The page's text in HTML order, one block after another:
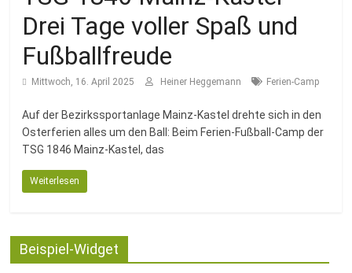
Drei Tage voller Spaß und
Fußballfreude
Mittwoch, 16. April 2025 Heiner Heggemann Ferien-Camp
Auf der Bezirkssportanlage Mainz-Kastel drehte sich in den
Osterferien alles um den Ball: Beim Ferien-Fußball-Camp der
TSG 1846 Mainz-Kastel, das
Weiterlesen
Beispiel-Widget